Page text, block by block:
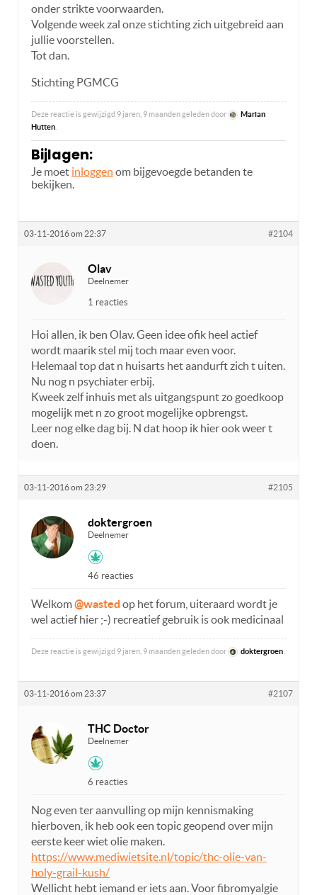
onder strikte voorwaarden.
Volgende week zal onze stichting zich uitgebreid aan
jullie voorstellen.
Tot dan.
Stichting PGMCG
Deze reactie is gewijzigd 9 jaren, 9 maanden geleden door
Marian
Hutten
Bijlagen:
Je moet inloggen om bijgevoegde betanden te
bekijken.
03-11-2016 om 22:37 #2104
Olav
Deelnemer
1 reacties
Hoi allen, ik ben Olav. Geen idee ofik heel actief
wordt maarik stel mij toch maar even voor.
Helemaal top dat n huisarts het aandurft zich t uiten.
Nu nog n psychiater erbij.
Kweek zelf inhuis met als uitgangspunt zo goedkoop
mogelijk met n zo groot mogelijke opbrengst.
Leer nog elke dag bij. N dat hoop ik hier ook weer t
doen.
03-11-2016 om 23:29 #2105
doktergroen
Deelnemer
46 reacties
Welkom@wasted op het forum, uiteraard wordt je
wel actief hier ;-) recreatief gebruik is ook medicinaal
Deze reactie is gewijzigd 9 jaren, 9 maanden geleden door doktergroen
03-11-2016 om 23:37 #2107
THC Doctor
Deelnemer
6 reacties
Nog even ter aanvulling op mijn kennismaking
hierboven, ik heb ook een topic geopend over mijn
eerste keer wiet olie maken.
https://www.mediwietsite.nl/topic/thc-olie-van-
holy-grail-kush/
Wellicht hebt iemand er iets aan. Voor fibromyalgie